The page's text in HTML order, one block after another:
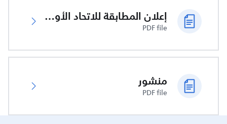
إعلان المطابقة للاتحاد الأوروبي
PDF file
منشور
PDF file